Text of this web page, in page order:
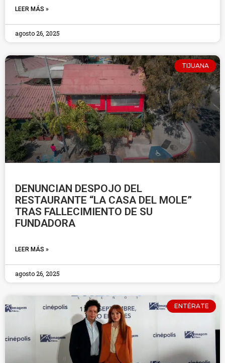
LEER MÁS »
agosto 26, 2025
TIJUANA
DENUNCIAN DESPOJO DEL
RESTAURANTE “LA CASA DEL MOLE”
TRAS FALLECIMIENTO DE SU
FUNDADORA
LEER MÁS »
agosto 26, 2025
ENTÉRATE